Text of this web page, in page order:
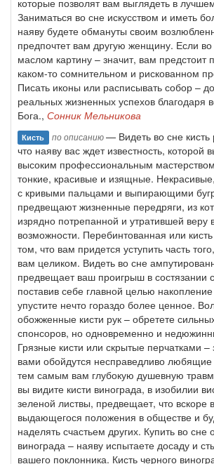
которые позволят вам выглядеть в
Заниматься во сне искусством и иметь
наяву будете обмануты своим
предпочтет вам другую женщину. Если
маслом картину – значит, вам предстоит
каком-то сомнительном и рискованном
Писать иконы или расписывать собор –
реальных жизненных успехов благодаря
Бога., Сонник Мельникова
Кисть по описанию— Видеть во сне кисть
что наяву вас ждет известность, которой
высоким профессиональным
тонкие, красивые и изящные.
с кривыми пальцами и выпирающими
предвещают жизненные передряги, из
изрядно потрепанной и утратившей веру
возможности. Перебинтованная или кисть
том, что вам придется уступить часть
вам целиком. Видеть во сне
предвещает ваш проигрыш в состязании
поставив себе главной целью накопление
упустите нечто гораздо более ценное.
обожженные кисти рук – обретете
спонсоров, но одновременно и
Грязные кисти или скрытые перчатками –
вами обойдутся несправедливо
тем самым вам глубокую душевную
вы видите кисти винограда, в изобилии
зеленой листвы, предвещает, что вскоре
выдающегося положения в обществе и
наделять счастьем других. Купить во сне
винограда – наяву испытаете досаду и
вашего поклонника. Кисть черного